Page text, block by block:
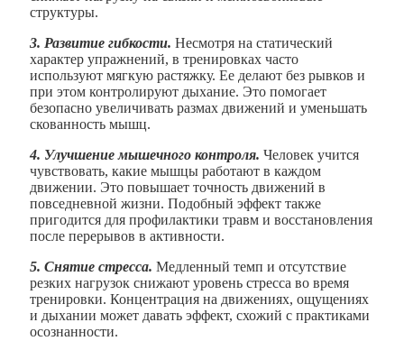
структуры.
3. Развитие гибкости. Несмотря на статический
характер упражнений, в тренировках часто
используют мягкую растяжку. Ее делают без рывков и
при этом контролируют дыхание. Это помогает
безопасно увеличивать размах движений и уменьшать
скованность мышц.
4. Улучшение мышечного контроля. Человек учится
чувствовать, какие мышцы работают в каждом
движении. Это повышает точность движений в
повседневной жизни. Подобный эффект также
пригодится для профилактики травм и восстановления
после перерывов в активности.
5. Снятие стресса. Медленный темп и отсутствие
резких нагрузок снижают уровень стресса во время
тренировки. Концентрация на движениях, ощущениях
и дыхании может давать эффект, схожий с практиками
осознанности.